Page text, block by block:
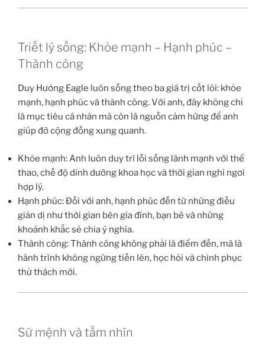
Triết lý sống: Khỏe mạnh – Hạnh phúc –
Thành công
Duy Hưởng Eagle luôn sống theo ba giá trị cốt lõi: khỏe
mạnh, hạnh phúc và thành công. Với anh, đây không chỉ
là mục tiêu cá nhân mà còn là nguồn cảm hứng để anh
giúp đỡ cộng đồng xung quanh.
Khỏe mạnh: Anh luôn duy trì lối sống lành mạnh với thể
thao, chế độ dinh dưỡng khoa học và thời gian nghỉ ngơi
hợp lý.
Hạnh phúc: Đối với anh, hạnh phúc đến từ những điều
giản dị như thời gian bên gia đình, bạn bè và những
khoảnh khắc sẻ chia ý nghĩa.
Thành công: Thành công không phải là điểm đến, mà là
hành trình không ngừng tiến lên, học hỏi và chinh phục
thử thách mới.
Sứ mệnh và tầm nhìn